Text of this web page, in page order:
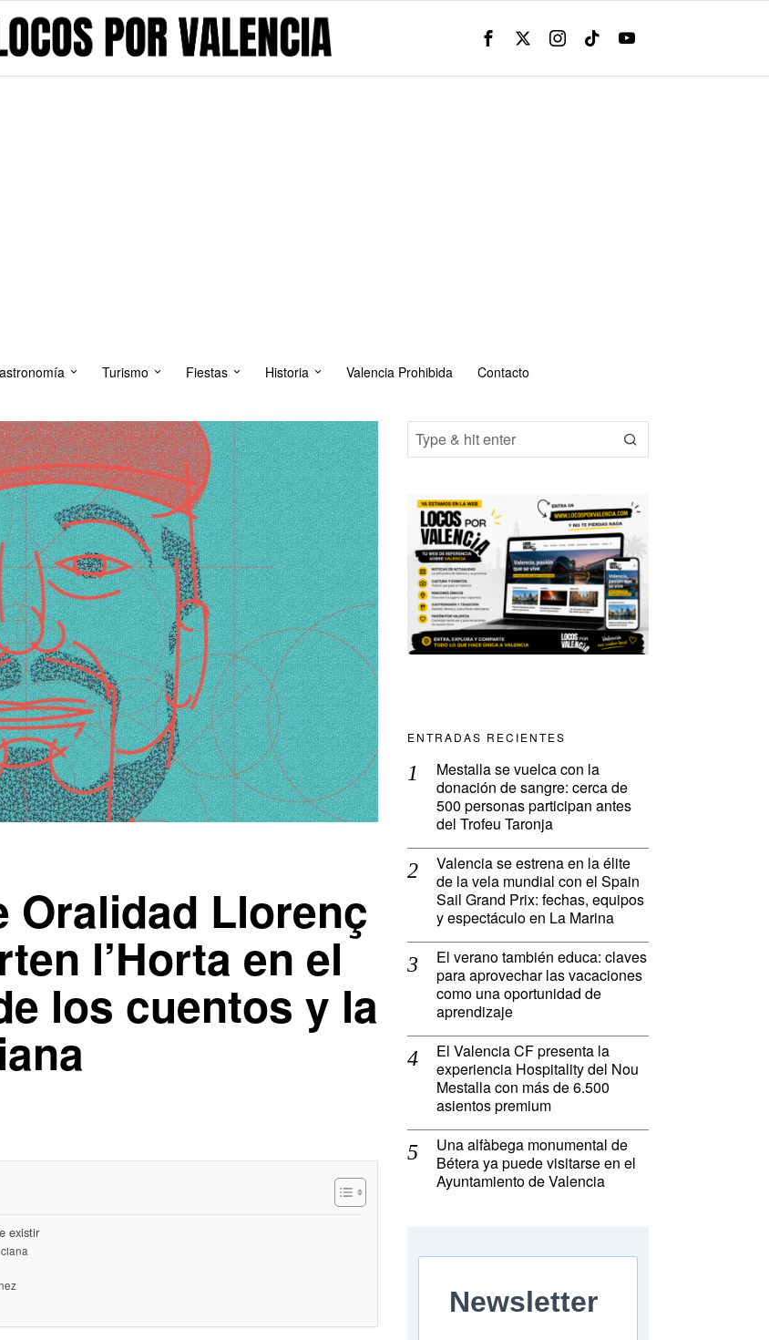
Turismo Fiestas Historia Valencia Prohibida Contacto
Oralidad Llorenç
l’Horta en el
los cuentos y la
existir
ENTRADAS RECIENTES
Mestalla se vuelca con la
donación de sangre: cerca de
500 personas participan antes
del Trofeu Taronja
Valencia se estrena en la élite
de la vela mundial con el Spain
Sail Grand Prix: fechas, equipos
y espectáculo en La Marina
El verano también educa: claves
para aprovechar las vacaciones
como una oportunidad de
aprendizaje
El Valencia CF presenta la
experiencia Hospitality del Nou
Mestalla con más de 6.500
asientos premium
Una alfàbega monumental de
Bétera ya puede visitarse en el
Ayuntamiento de Valencia
Newsletter